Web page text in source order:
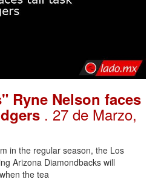
Ryne Nelson faces
. 27 de Marzo,
in the regular season, the Los
Arizona Diamondbacks will
the tea